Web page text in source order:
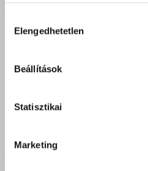
kiválasztása
Elengedhetetlen
Beállítások
Statisztikai
Marketing
DEBRECEN
4025 Debrecen, Postakert u. 2.
Nyitva: hétfő - péntek 8:00 -
NYÍREGYHÁZA